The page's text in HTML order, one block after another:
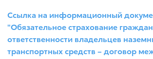
Ссылка на информационный
"Обязательное страхование
ответственности владельцев
транспортных средств – договор